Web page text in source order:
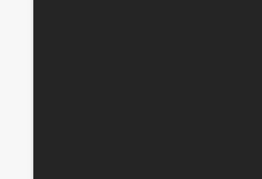
BİLSEK’te Kültürel Bir Şölen: